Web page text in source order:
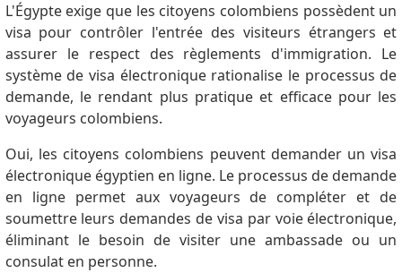
L'Égypte exige que les citoyens colombiens possèdent un
visa pour contrôler l'entrée des visiteurs étrangers et
assurer le respect des règlements d'immigration. Le
système de visa électronique rationalise le processus de
demande, le rendant plus pratique et efficace pour les
voyageurs colombiens.
Oui, les citoyens colombiens peuvent demander un visa
électronique égyptien en ligne. Le processus de demande
en ligne permet aux voyageurs de compléter et de
soumettre leurs demandes de visa par voie électronique,
éliminant le besoin de visiter une ambassade ou un
consulat en personne.